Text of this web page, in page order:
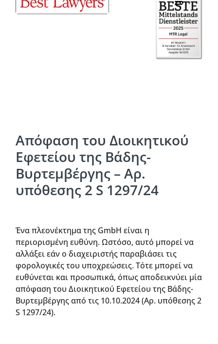
Απόφαση του Διοικητικού
Εφετείου της Βάδης-
Βυρτεμβέργης – Αρ.
υπόθεσης 2 S 1297/24
Ένα πλεονέκτημα της GmbH είναι η
περιορισμένη ευθύνη. Ωστόσο, αυτό μπορεί να
αλλάξει εάν ο διαχειριστής παραβιάσει τις
φορολογικές του υποχρεώσεις. Τότε μπορεί να
ευθύνεται και προσωπικά, όπως αποδεικνύει μία
απόφαση του Διοικητικού Εφετείου της Βάδης-
Βυρτεμβέργης από τις 10.10.2024 (Αρ. υπόθεσης 2
S 1297/24).